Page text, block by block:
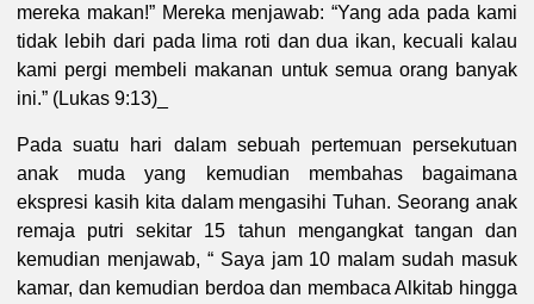
mereka makan!” Mereka menjawab: “Yang ada pada kami
tidak lebih dari pada lima roti dan dua ikan, kecuali kalau
kami pergi membeli makanan untuk semua orang banyak
ini.” (Lukas 9:13)_
Pada suatu hari dalam sebuah pertemuan persekutuan
anak muda yang kemudian membahas bagaimana
ekspresi kasih kita dalam mengasihi Tuhan. Seorang anak
remaja putri sekitar 15 tahun mengangkat tangan dan
kemudian menjawab, “ Saya jam 10 malam sudah masuk
kamar, dan kemudian berdoa dan membaca Alkitab hingga